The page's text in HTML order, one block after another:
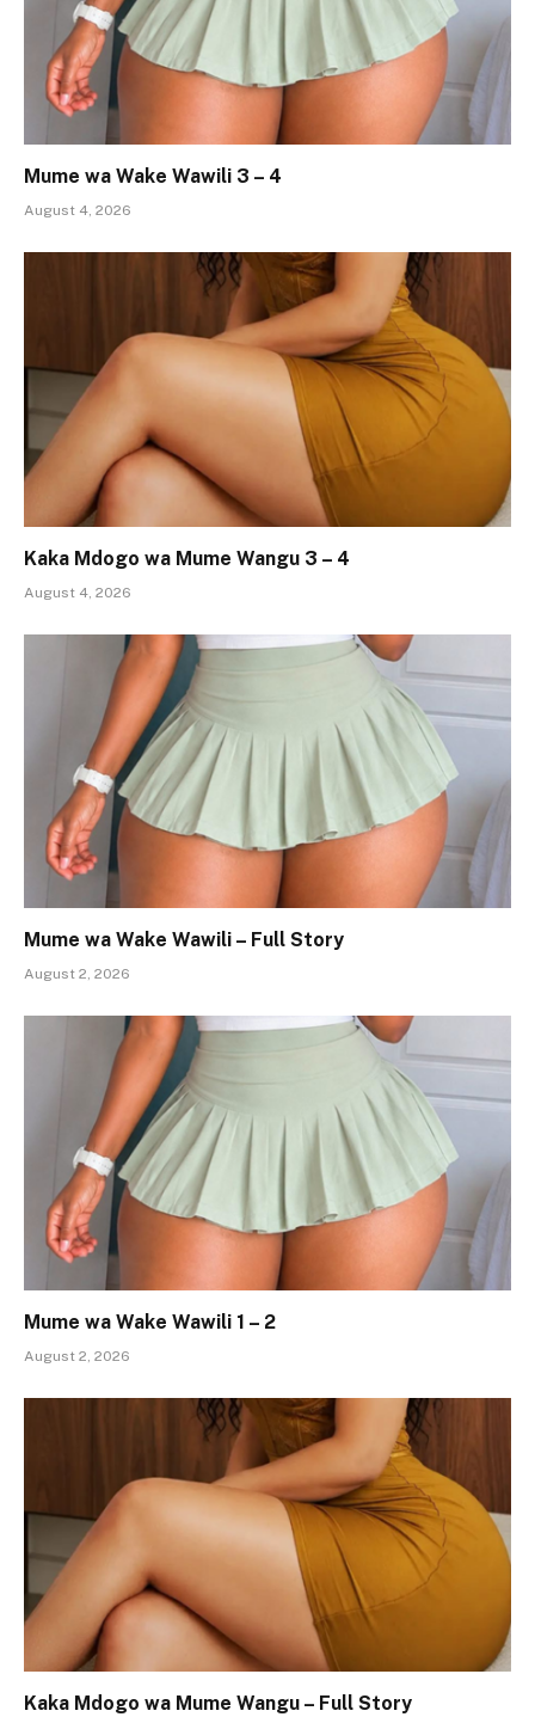
Mume wa Wake Wawili 3 – 4
August 4, 2026
Kaka Mdogo wa Mume Wangu 3 – 4
August 4, 2026
Mume wa Wake Wawili – Full Story
August 2, 2026
Mume wa Wake Wawili 1 – 2
August 2, 2026
Kaka Mdogo wa Mume Wangu – Full Story